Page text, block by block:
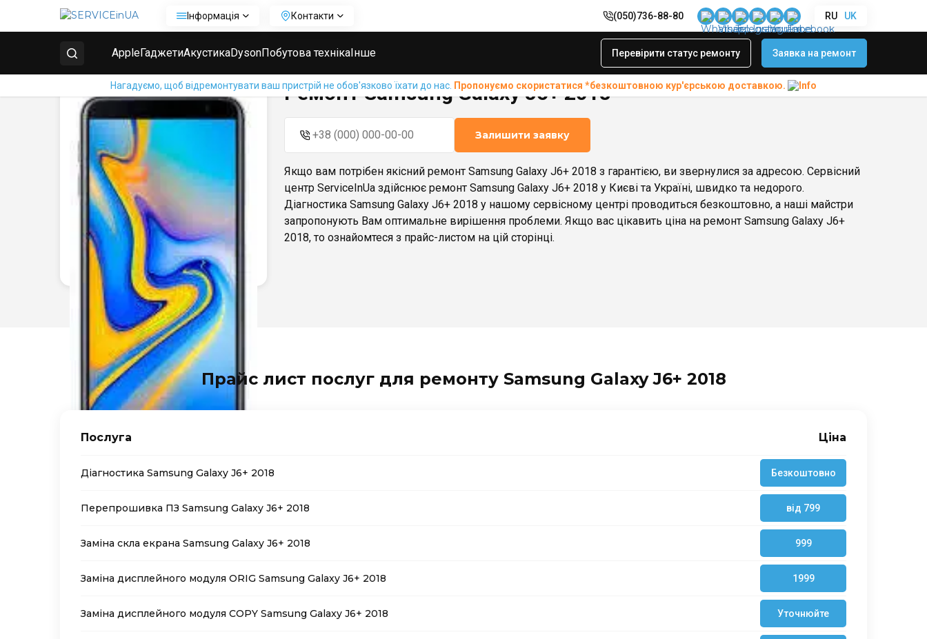
Інформація Контакти (050)736-88-80 RU UK
AppleГаджетиАкустикаDysonПобутова технікаІнше Перевірити статус ремонту Заявка на ремонт
Нагадуємо, щоб відремонтувати ваш пристрій не обов'язково їхати до нас. Пропонуємо скористатися *безкоштовною кур'єрською доставкою.
Головна Ремонт телефонів Samsung Ремонт Samsung Galaxy J6+ 2018
Ремонт Samsung Galaxy J6+ 2018
Залишити заявку
Якщо вам потрібен якісний ремонт Samsung Galaxy J6+ 2018 з гарантією, ви звернулися за адресою. Сервісний
центр ServiceInUa здійснює ремонт Samsung Galaxy J6+ 2018 у Києві та Україні, швидко та недорого.
Діагностика Samsung Galaxy J6+ 2018 у нашому сервісному центрі проводиться безкоштовно, а наші майстри
запропонують Вам оптимальне вирішення проблеми. Якщо вас цікавить ціна на ремонт Samsung Galaxy J6+
2018, то ознайомтеся з прайс-листом на цій сторінці.
Прайс лист послуг для ремонту Samsung Galaxy J6+ 2018
Послуга Ціна
Діагностика Samsung Galaxy J6+ 2018 Безкоштовно
Перепрошивка ПЗ Samsung Galaxy J6+ 2018 від 799
Заміна скла екрана Samsung Galaxy J6+ 2018 999
Заміна дисплейного модуля ORIG Samsung Galaxy J6+ 2018 1999
Заміна дисплейного модуля COPY Samsung Galaxy J6+ 2018 Уточнюйте